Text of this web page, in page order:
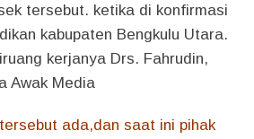
tersebut. ketika di konfirmasi
kabupaten Bengkulu Utara.
kerjanya Drs. Fahrudin,
Awak Media
ada,dan saat ini pihak